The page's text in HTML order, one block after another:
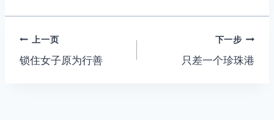
k er
文
章
上一页
锁住女子原为行善
下一步
只差一个珍珠港